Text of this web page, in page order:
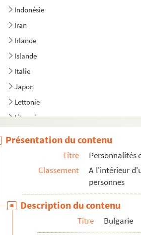
Indonésie
Iran
Irlande
Islande
Italie
Japon
Lettonie
Lituanie
Pakistan
Pays-Bas
Présentation du contenu
Titre
Personnalités
Classement
A l'intérieur
personnes
Description du contenu
Titre Bulgarie